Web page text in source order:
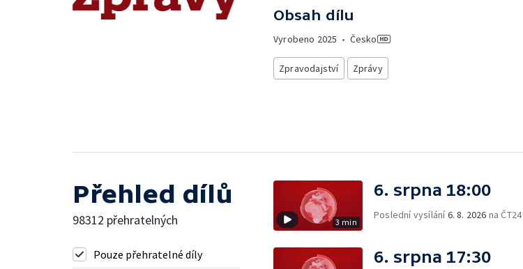
Obsah dílu
Vyrobeno 2025 • Česko
Zpravodajství Zprávy
Přehled dílů
98312 přehratelných
Pouze přehratelné díly
3 min
6. srpna 18:00
Poslední vysílání6. 8. 2026 na ČT24
6. srpna 17:30